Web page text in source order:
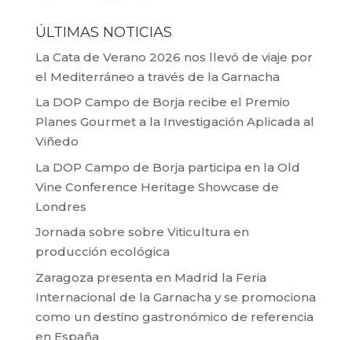
ÚLTIMAS NOTICIAS
La Cata de Verano 2026 nos llevó de viaje por
el Mediterráneo a través de la Garnacha
La DOP Campo de Borja recibe el Premio
Planes Gourmet a la Investigación Aplicada al
Viñedo
La DOP Campo de Borja participa en la Old
Vine Conference Heritage Showcase de
Londres
Jornada sobre sobre Viticultura en
producción ecológica
Zaragoza presenta en Madrid la Feria
Internacional de la Garnacha y se promociona
como un destino gastronómico de referencia
en España